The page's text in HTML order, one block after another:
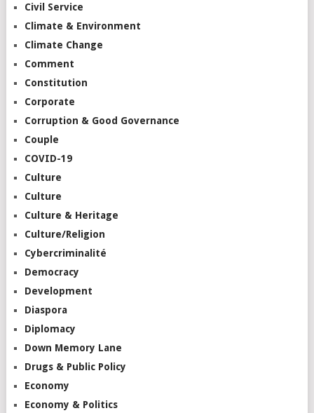
Civil Service
Climate & Environment
Climate Change
Comment
Constitution
Corporate
Corruption & Good Governance
Couple
COVID-19
Culture
Culture
Culture & Heritage
Culture/Religion
Cybercriminalité
Democracy
Development
Diaspora
Diplomacy
Down Memory Lane
Drugs & Public Policy
Economy
Economy & Politics